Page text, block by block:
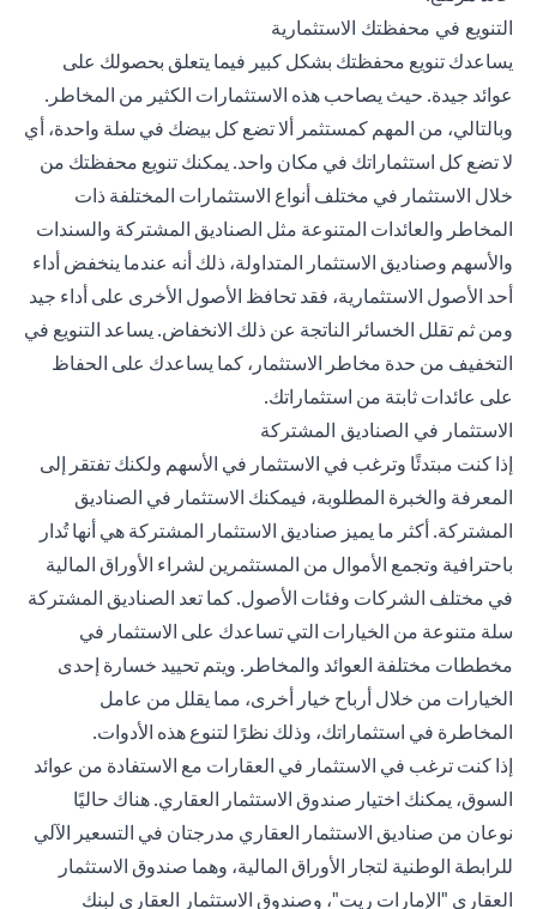
التنويع في محفظتك الاستثمارية
يساعدك تنويع محفظتك بشكل كبير فيما يتعلق بحصولك على
عوائد جيدة. حيث يصاحب هذه الاستثمارات الكثير من المخاطر.
وبالتالي، من المهم كمستثمر ألا تضع كل بيضك في سلة واحدة، أي
لا تضع كل استثماراتك في مكان واحد. يمكنك تنويع محفظتك من
خلال الاستثمار في مختلف أنواع الاستثمارات المختلفة ذات
المخاطر والعائدات المتنوعة مثل الصناديق المشتركة والسندات
والأسهم وصناديق الاستثمار المتداولة، ذلك أنه عندما ينخفض أداء
أحد الأصول الاستثمارية، فقد تحافظ الأصول الأخرى على أداء جيد
ومن ثم تقلل الخسائر الناتجة عن ذلك الانخفاض. يساعد التنويع في
التخفيف من حدة مخاطر الاستثمار، كما يساعدك على الحفاظ
على عائدات ثابتة من استثماراتك.
الاستثمار في الصناديق المشتركة
إذا كنت مبتدئًا وترغب في الاستثمار في الأسهم ولكنك تفتقر إلى
المعرفة والخبرة المطلوبة، فيمكنك الاستثمار في الصناديق
المشتركة. أكثر ما يميز صناديق الاستثمار المشتركة هي أنها تُدار
باحترافية وتجمع الأموال من المستثمرين لشراء الأوراق المالية
في مختلف الشركات وفئات الأصول. كما تعد الصناديق المشتركة
سلة متنوعة من الخيارات التي تساعدك على الاستثمار في
مخططات مختلفة العوائد والمخاطر. ويتم تحييد خسارة إحدى
الخيارات من خلال أرباح خيار أخرى، مما يقلل من عامل
المخاطرة في استثماراتك، وذلك نظرًا لتنوع هذه الأدوات.
إذا كنت ترغب في الاستثمار في العقارات مع الاستفادة من عوائد
السوق، يمكنك اختيار صندوق الاستثمار العقاري. هناك حاليًا
نوعان من صناديق الاستثمار العقاري مدرجتان في التسعير الآلي
للرابطة الوطنية لتجار الأوراق المالية، وهما صندوق الاستثمار
العقاري "الإمارات ريت"، وصندوق الاستثمار العقاري لبنك